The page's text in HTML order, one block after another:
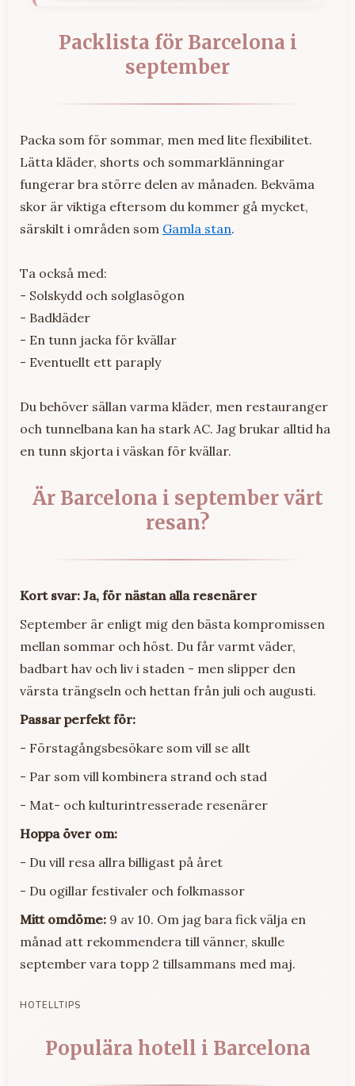
Packlista för Barcelona i
september
Packa som för sommar, men med lite flexibilitet.
Lätta kläder, shorts och sommarklänningar
fungerar bra större delen av månaden. Bekväma
skor är viktiga eftersom du kommer gå mycket,
särskilt i områden som Gamla stan.
Ta också med:
- Solskydd och solglasögon
- Badkläder
- En tunn jacka för kvällar
- Eventuellt ett paraply
Du behöver sällan varma kläder, men restauranger
och tunnelbana kan ha stark AC. Jag brukar alltid ha
en tunn skjorta i väskan för kvällar.
Är Barcelona i september värt
resan?
Kort svar: Ja, för nästan alla resenärer
September är enligt mig den bästa kompromissen
mellan sommar och höst. Du får varmt väder,
badbart hav och liv i staden - men slipper den
värsta trängseln och hettan från juli och augusti.
Passar perfekt för:
- Förstagångsbesökare som vill se allt
- Par som vill kombinera strand och stad
- Mat- och kulturintresserade resenärer
Hoppa över om:
- Du vill resa allra billigast på året
- Du ogillar festivaler och folkmassor
Mitt omdöme: 9 av 10. Om jag bara fick välja en
månad att rekommendera till vänner, skulle
september vara topp 2 tillsammans med maj.
HOTELLTIPS
Populära hotell i Barcelona